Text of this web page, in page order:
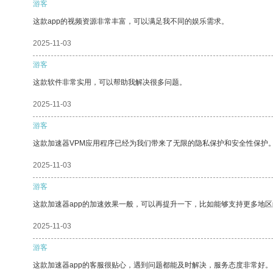
游客
这款app的视频资源非常丰富，可以满足我不同的娱乐需求。
2025-11-03
游客
这款软件非常实用，可以帮助我解决很多问题。
2025-11-03
游客
这款加速器VPM应用程序已经为我们带来了无限的隐私保护和安全性保护。
2025-11-03
游客
这款加速器app的加速效果一般，可以再提升一下，比如能够支持更多地区
2025-11-03
游客
这款加速器app的客服很贴心，遇到问题都能及时解决，服务态度非常好。